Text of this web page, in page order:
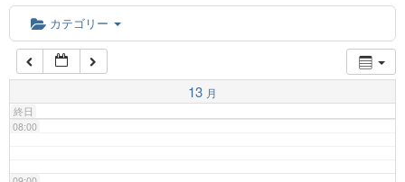
カテゴリー
13 月
終日
06:00
07:00
08:00